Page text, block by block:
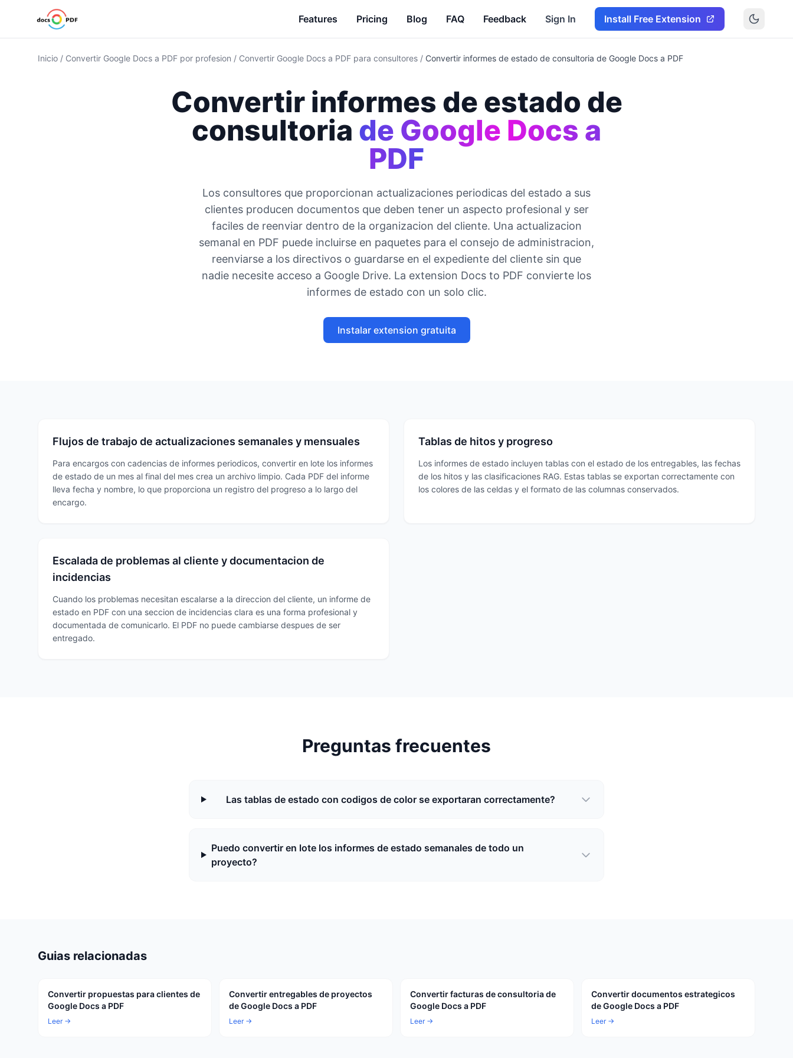
Features Pricing Blog FAQ Feedback Sign In Install Free Extension
Inicio / Convertir Google Docs a PDF por profesion / Convertir Google Docs a PDF para consultores / Convertir informes de estado de consultoria de Google Docs a PDF
Convertir informes de estado de
consultoria de Google Docs a
PDF
Los consultores que proporcionan actualizaciones periodicas del estado a sus
clientes producen documentos que deben tener un aspecto profesional y ser
faciles de reenviar dentro de la organizacion del cliente. Una actualizacion
semanal en PDF puede incluirse en paquetes para el consejo de administracion,
reenviarse a los directivos o guardarse en el expediente del cliente sin que
nadie necesite acceso a Google Drive. La extension Docs to PDF convierte los
informes de estado con un solo clic.
Instalar extension gratuita
Flujos de trabajo de actualizaciones semanales y mensuales
Para encargos con cadencias de informes periodicos, convertir en lote los informes
de estado de un mes al final del mes crea un archivo limpio. Cada PDF del informe
lleva fecha y nombre, lo que proporciona un registro del progreso a lo largo del
encargo.
Tablas de hitos y progreso
Los informes de estado incluyen tablas con el estado de los entregables, las fechas
de los hitos y las clasificaciones RAG. Estas tablas se exportan correctamente con
los colores de las celdas y el formato de las columnas conservados.
Escalada de problemas al cliente y documentacion de
incidencias
Cuando los problemas necesitan escalarse a la direccion del cliente, un informe de
estado en PDF con una seccion de incidencias clara es una forma profesional y
documentada de comunicarlo. El PDF no puede cambiarse despues de ser
entregado.
Preguntas frecuentes
Las tablas de estado con codigos de color se exportaran correctamente?
Puedo convertir en lote los informes de estado semanales de todo un
proyecto?
Guias relacionadas
Convertir propuestas para clientes de
Google Docs a PDF
Leer →
Convertir entregables de proyectos
de Google Docs a PDF
Leer →
Convertir facturas de consultoria de
Google Docs a PDF
Leer →
Convertir documentos estrategicos
de Google Docs a PDF
Leer →